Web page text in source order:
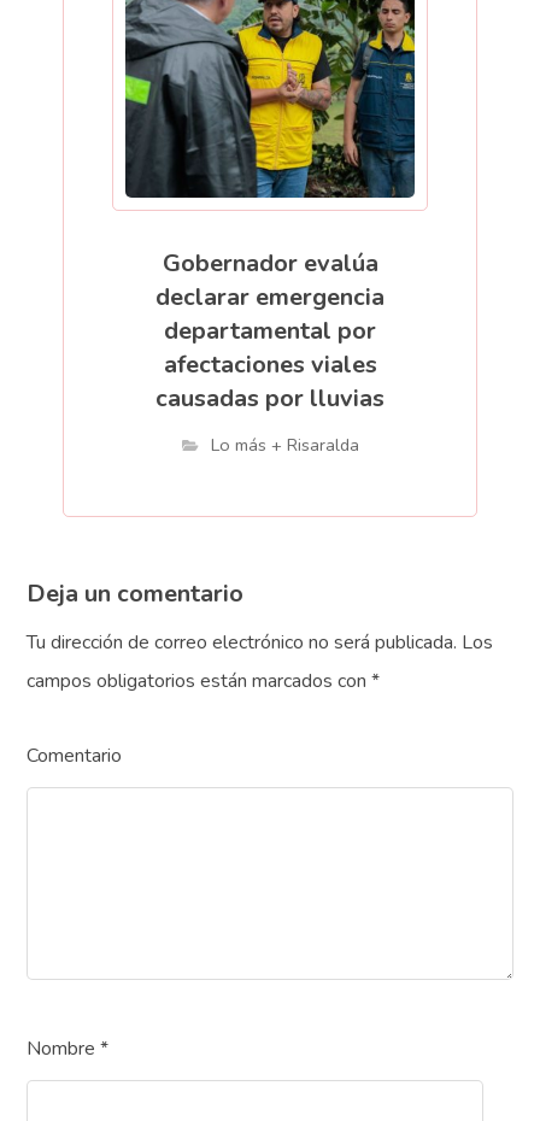
Gobernador evalúa
declarar emergencia
departamental por
afectaciones viales
causadas por lluvias
Lo más + Risaralda
Deja un comentario
Tu dirección de correo electrónico no será publicada. Los
campos obligatorios están marcados con*
Comentario
Nombre*